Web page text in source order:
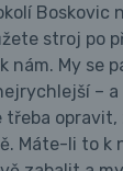
Boskovic
stroj po
nám. My se
–
třeba
Máte-li to k